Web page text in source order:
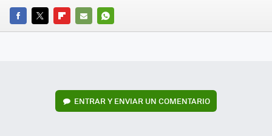
FACEBOOK
TWITTERFLIPBOARD
E-
WHATSAPP
ENTRAR Y ENVIAR UN COMENTARIO